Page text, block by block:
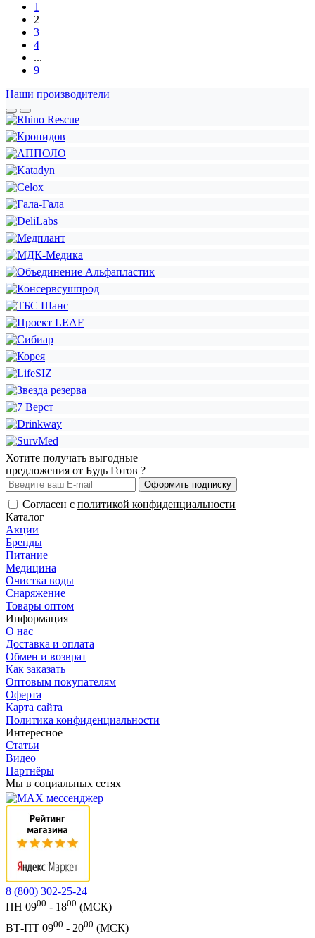
1
2
3
4
...
9
Наши производители
Хотите получать выгодные
предложения от Будь Готов ?
Оформить подписку
Согласен с политикой конфиденциальности
Каталог
Акции
Бренды
Питание
Медицина
Очистка воды
Снаряжение
Товары оптом
Информация
О нас
Доставка и оплата
Обмен и возврат
Как заказать
Оптовым покупателям
Оферта
Карта сайта
Политика конфиденциальности
Интересное
Статьи
Видео
Партнёры
Мы в социальных сетях
8 (800) 302-25-24
ПН 0900 - 1800 (МСК)
ВТ-ПТ 0900 - 2000 (МСК)